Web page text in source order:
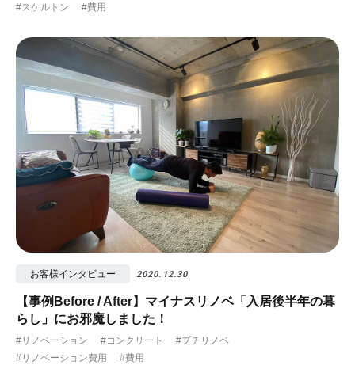
#スケルトン
#費用
お客様インタビュー 2020.12.30
【事例Before / After】マイナスリノベ「入居後半年の暮
らし」にお邪魔しました！
#リノベーション #コンクリート
#プチリノベ
#リノベーション費用
#費用